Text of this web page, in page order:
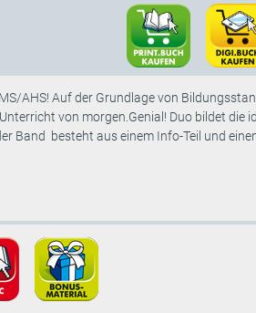
AHS! Auf der Grundlage von
von morgen.Genial! Duo bildet
Band besteht aus einem Info-Teil und